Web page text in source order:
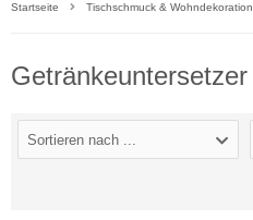
Startseite Tischschmuck & Wohndekoration
Getränkeuntersetzer
Sortieren nach ...